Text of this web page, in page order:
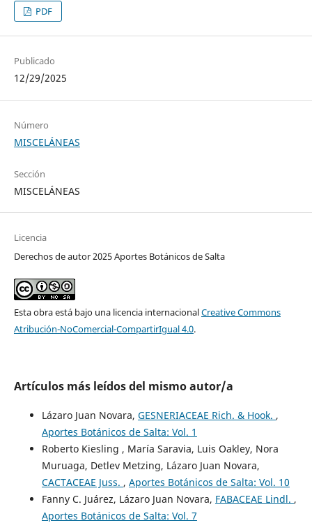
PDF
Publicado
12/29/2025
Número
MISCELÁNEAS
Sección
MISCELÁNEAS
Licencia
Derechos de autor 2025 Aportes Botánicos de Salta
Esta obra está bajo una licencia internacionalCreative Commons
Atribución-NoComercial-CompartirIgual 4.0.
Artículos más leídos del mismo autor/a
Lázaro Juan Novara, GESNERIACEAE Rich. & Hook. ,
Aportes Botánicos de Salta: Vol. 1
Roberto Kiesling , María Saravia, Luis Oakley, Nora
Muruaga, Detlev Metzing, Lázaro Juan Novara,
CACTACEAE Juss. , Aportes Botánicos de Salta: Vol. 10
Fanny C. Juárez, Lázaro Juan Novara, FABACEAE Lindl. ,
Aportes Botánicos de Salta: Vol. 7